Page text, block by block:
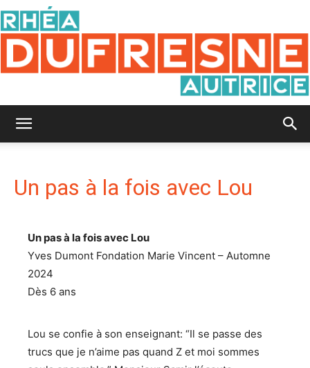
Dufresne
Un pas à la fois avec Lou
Un pas à la fois avec Lou
Yves Dumont Fondation Marie Vincent – Automne
2024
Dès 6 ans
Lou se confie à son enseignant: “Il se passe des
trucs que je n’aime pas quand Z et moi sommes